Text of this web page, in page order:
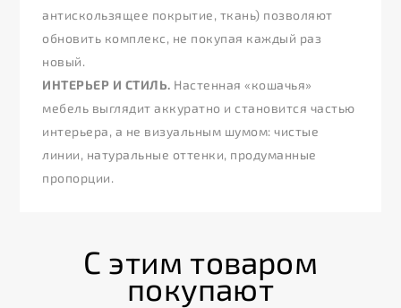
антискользящее покрытие, ткань) позволяют
обновить комплекс, не покупая каждый раз
новый.
ИНТЕРЬЕР И СТИЛЬ. Настенная «кошачья»
мебель выглядит аккуратно и становится частью
интерьера, а не визуальным шумом: чистые
линии, натуральные оттенки, продуманные
пропорции.
С этим товаром
покупают